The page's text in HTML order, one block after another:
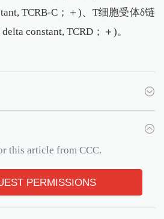
TCRB-C；＋)、T细胞受体δ链
constant, TCRD；＋)。
this article from CCC.
PERMISSIONS